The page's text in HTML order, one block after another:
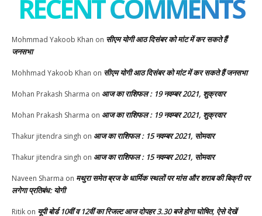
RECENT COMMENTS
Mohmmad Yakoob Khan on सीएम योगी आठ दिसंबर को मांट में कर सकते हैं
जनसभा
Mohhmad Yakoob Khan on सीएम योगी आठ दिसंबर को मांट में कर सकते हैं जनसभा
Mohan Prakash Sharma on आज का राशिफल : 19 नवम्बर 2021, शुक्रवार
Mohan Prakash Sharma on आज का राशिफल : 19 नवम्बर 2021, शुक्रवार
Thakur jitendra singh on आज का राशिफल : 15 नवम्बर 2021, सोमवार
Thakur jitendra singh on आज का राशिफल : 15 नवम्बर 2021, सोमवार
Naveen Sharma on मथुरा समेत ब्रज के धार्मिक स्थलों पर मांस और शराब की बिक्री पर
लगेगा प्रतिबंध: योगी
Ritik on यूपी बोर्ड 10वीं व 12वीं का रिजल्ट आज दोपहर 3.30 बजे होगा घोषित, ऐसे देखें